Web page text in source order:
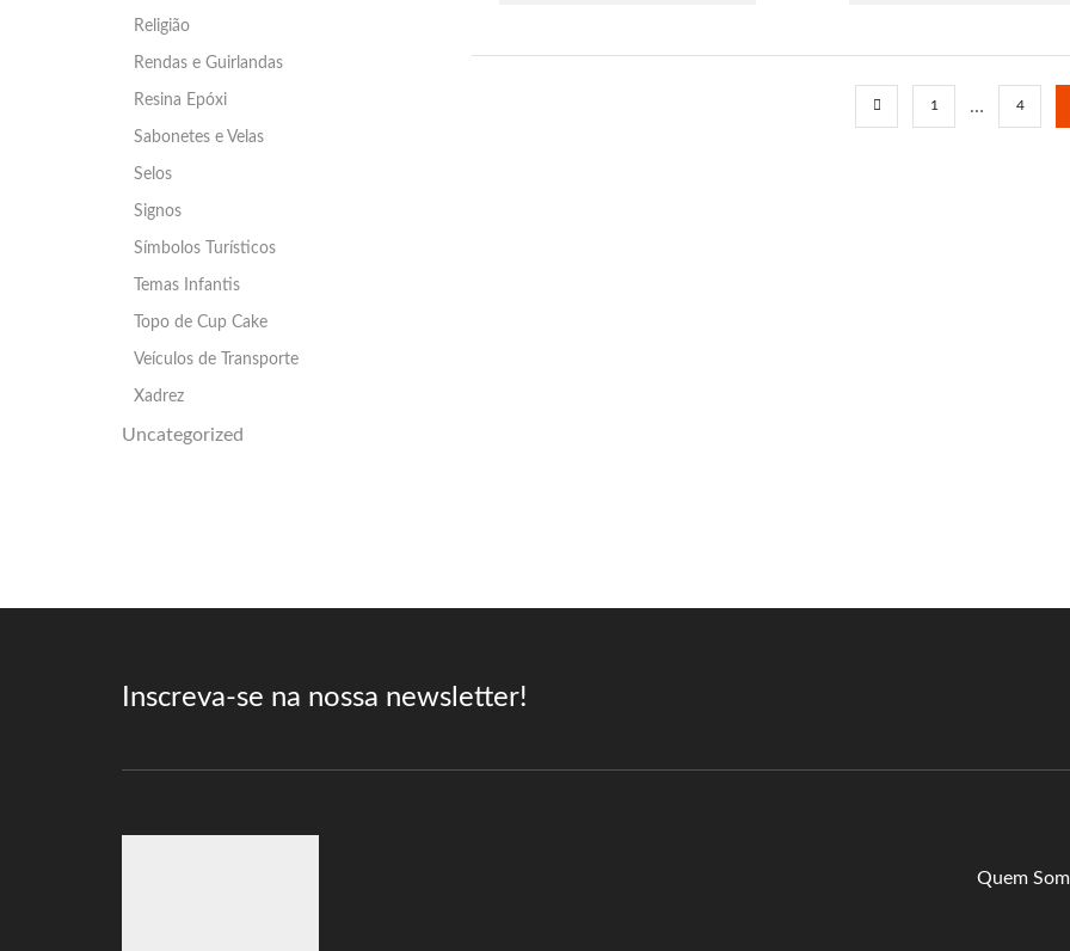
1 … 4
Religião
Rendas e Guirlandas
Resina Epóxi
Sabonetes e Velas
Selos
Signos
Símbolos Turísticos
Temas Infantis
Topo de Cup Cake
Veículos de Transporte
Xadrez
Uncategorized
Inscreva-se na nossa newsletter!
Quem